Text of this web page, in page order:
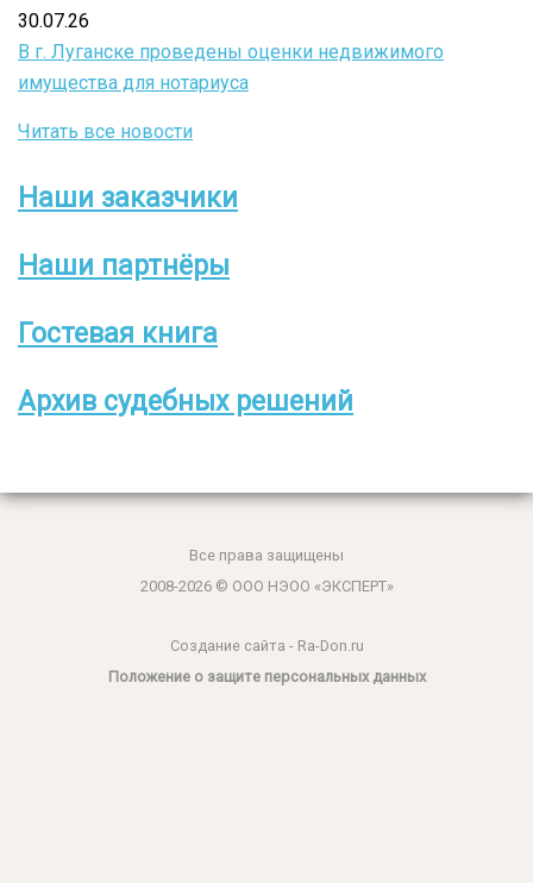
30.07.26
В г. Луганске проведены оценки недвижимого
имущества для нотариуса
Читать все новости
Боковое
меню
Наши заказчики
Наши партнёры
Гостевая книга
Архив судебных решений
Все права защищены
2008-2026 © ООО НЭОО «ЭКСПЕРТ»
Создание сайта - Ra-Don.ru
Положение о защите персональных данных